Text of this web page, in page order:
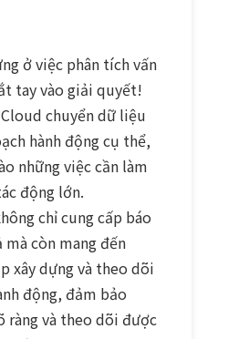
ở việc phân tích vấn
tay vào giải quyết!
chuyển dữ liệu
hành động cụ thể,
những việc cần làm
động lớn.
chỉ cung cấp báo
còn mang đến
xây dựng và theo dõi
động, đảm bảo
ràng và theo dõi được